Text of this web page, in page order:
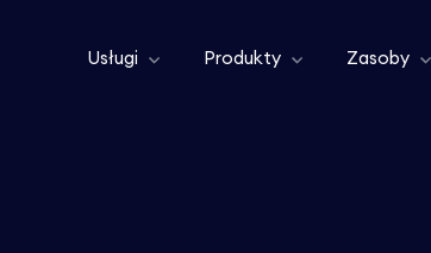
Usługi Produkty Zasoby